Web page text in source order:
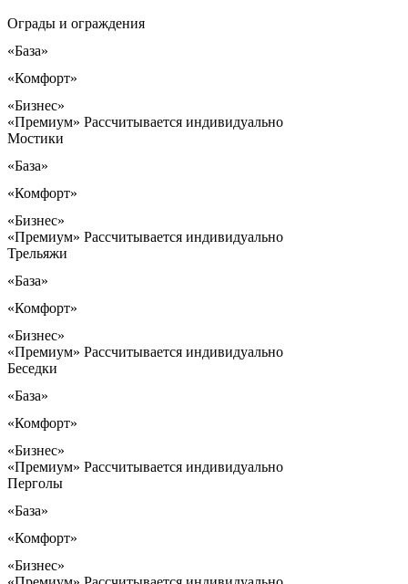
Ограды и ограждения
«База»
«Комфорт»
«Бизнес»
«Премиум» Рассчитывается индивидуально
Мостики
«База»
«Комфорт»
«Бизнес»
«Премиум» Рассчитывается индивидуально
Трельяжи
«База»
«Комфорт»
«Бизнес»
«Премиум» Рассчитывается индивидуально
Беседки
«База»
«Комфорт»
«Бизнес»
«Премиум» Рассчитывается индивидуально
Перголы
«База»
«Комфорт»
«Бизнес»